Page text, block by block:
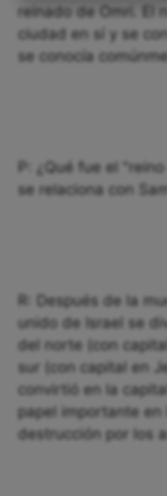
reinado de Omri. El
ciudad en sí y se
se conocía
P: ¿Qué fue el
se relaciona con
R: Después de la
unido de Israel se
del norte (con
sur (con capital en
convirtió en la
papel importante en
destrucción por los